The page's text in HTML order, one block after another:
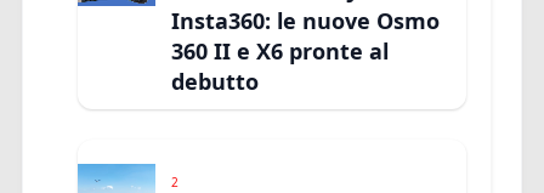
Insta360: le nuove Osmo
360 II e X6 pronte al
debutto
2